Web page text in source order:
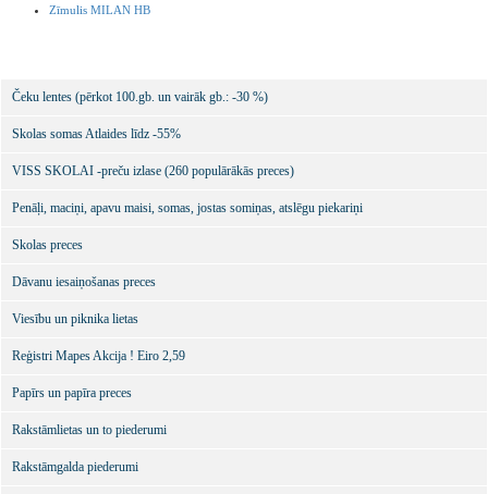
Zīmulis MILAN HB
Čeku lentes (pērkot 100.gb. un vairāk gb.: -30 %)
Skolas somas Atlaides līdz -55%
VISS SKOLAI -preču izlase (260 populārākās preces)
Penāļi, maciņi, apavu maisi, somas, jostas somiņas, atslēgu piekariņi
Skolas preces
Dāvanu iesaiņošanas preces
Viesību un piknika lietas
Reģistri Mapes Akcija ! Eiro 2,59
Papīrs un papīra preces
Rakstāmlietas un to piederumi
Rakstāmgalda piederumi